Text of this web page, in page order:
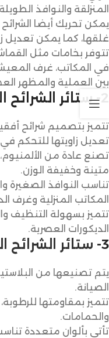
المنزلقة والنوافذ
يمكن تحريك أيضا
غلقها، كما يمكن تعديل
تتوفر بخامات مثل
في المكاتب، غرف
بين العملية والمظهر
تتميز بتصميم شرائح
تعديل زاويتها للتحكم في
تصنع عادة من
متينة وخفيفة الوزن.
تناسب النوافذ الصغيرة
المكاتب المنزلية وغرف
تتميز بسهولة التنظيف
الديكورات العصرية.
3- ستائر الشرائح
يتم تصنيعها من
الصيانة.
تتميز بمقاومتها
والحمامات.
تأتي بألوان متعددة